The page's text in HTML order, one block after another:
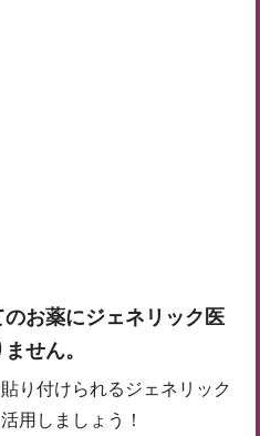
お薬にジェネリック医
せん。
り付けられるジェネリック
用しましょう！